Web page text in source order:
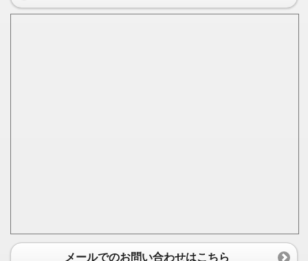
メールでのお問い合わせはこちら